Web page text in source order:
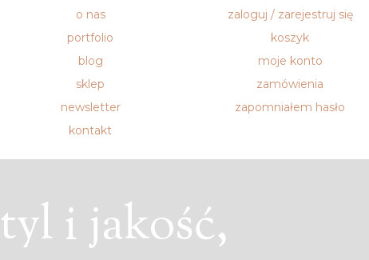
o nas
portfolio
blog
sklep
newsletter
kontakt
zaloguj / zarejestruj się
koszyk
moje konto
zamówienia
zapomniałem hasło
i jakość,